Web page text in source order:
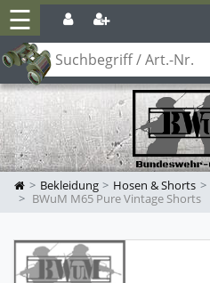
☰
Bekleidung Hosen & Shorts
BWuM M65 Pure Vintage Shorts